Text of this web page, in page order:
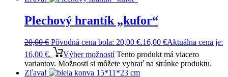
Plechový hrantík „kufor“
20,00€ Pôvodná cena bola: 20,00 €.16,00 €Aktuálna cena je:
16,00 €.
Výber možností Tento produkt má viacero
variantov. Možnosti si môžete vybrať na stránke produktu.
Zľava!